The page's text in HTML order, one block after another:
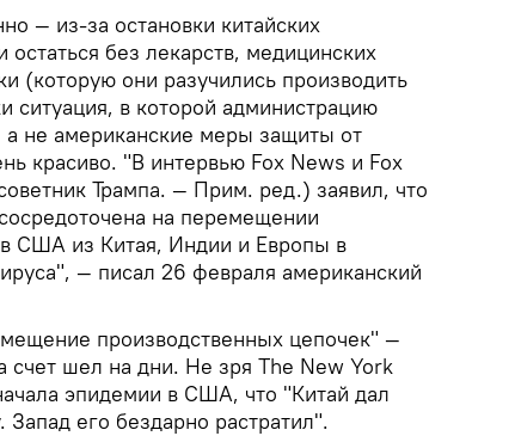
— из-за остановки китайских
без лекарств, медицинских
(которую они разучились производить
ситуация, в которой администрацию
а не американские меры защиты от
красиво. "В интервью Fox News и Fox
Трампа. — Прим. ред.) заявил, что
на перемещении
США из Китая, Индии и Европы в
— писал 26 февраля американский
производственных цепочек" —
счет шел на дни. Не зря The New York
эпидемии в США, что "Китай дал
Запад его бездарно растратил".